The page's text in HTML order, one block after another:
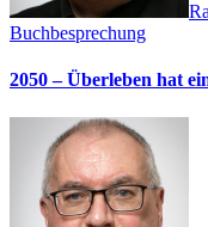
Buchbesprechung
2050 – Überleben hat